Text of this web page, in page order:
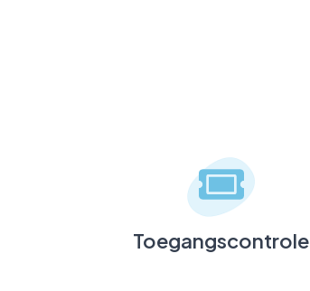
Toegangscontrole